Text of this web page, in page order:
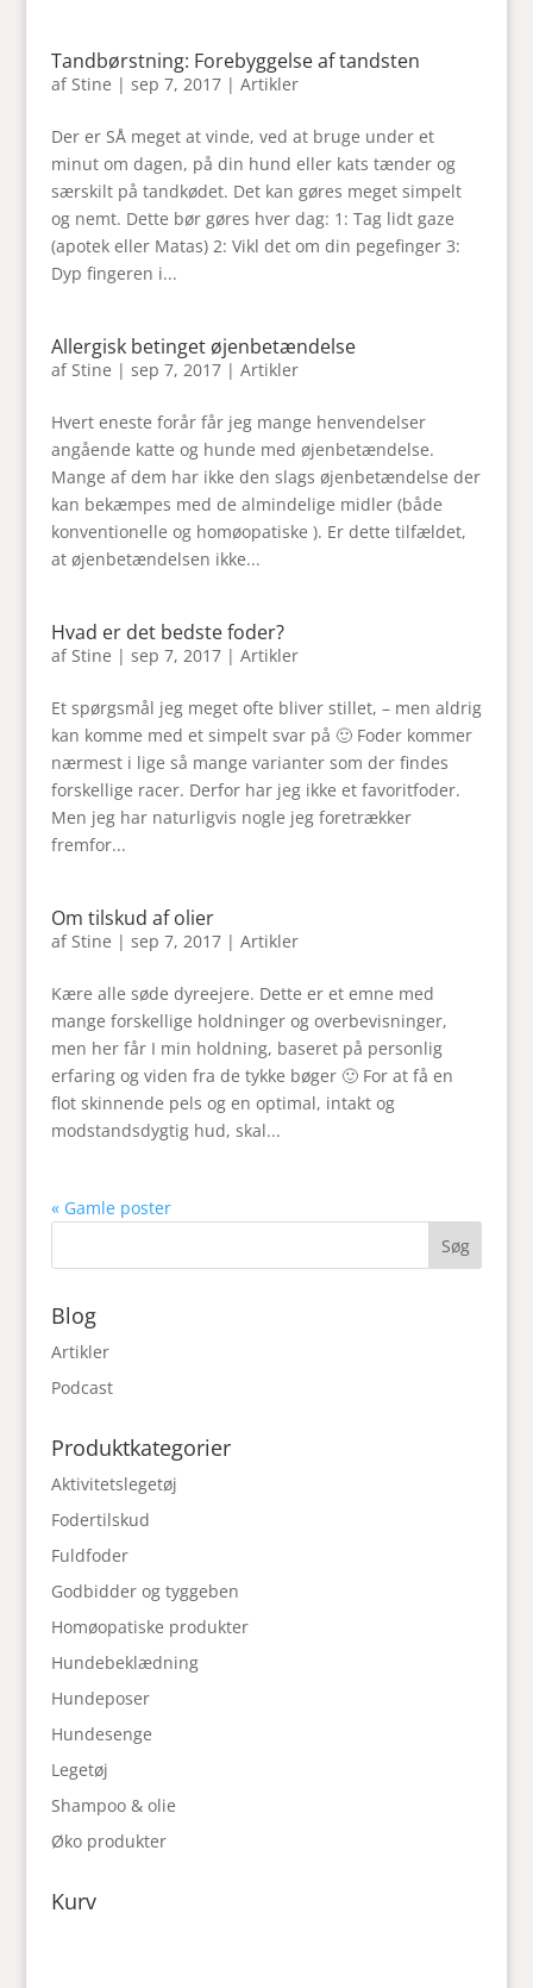
Tandbørstning: Forebyggelse af tandsten
afStine | sep 7, 2017| Artikler
Der er SÅ meget at vinde, ved at bruge under et
minut om dagen, på din hund eller kats tænder og
særskilt på tandkødet. Det kan gøres meget simpelt
og nemt. Dette bør gøres hver dag: 1: Tag lidt gaze
(apotek eller Matas) 2: Vikl det om din pegefinger 3:
Dyp fingeren i...
Allergisk betinget øjenbetændelse
afStine | sep 7, 2017| Artikler
Hvert eneste forår får jeg mange henvendelser
angående katte og hunde med øjenbetændelse.
Mange af dem har ikke den slags øjenbetændelse der
kan bekæmpes med de almindelige midler (både
konventionelle og homøopatiske ). Er dette tilfældet,
at øjenbetændelsen ikke...
Hvad er det bedste foder?
afStine | sep 7, 2017| Artikler
Et spørgsmål jeg meget ofte bliver stillet, – men aldrig
kan komme med et simpelt svar på 🙂 Foder kommer
nærmest i lige så mange varianter som der findes
forskellige racer. Derfor har jeg ikke et favoritfoder.
Men jeg har naturligvis nogle jeg foretrækker
fremfor...
Om tilskud af olier
afStine | sep 7, 2017| Artikler
Kære alle søde dyreejere. Dette er et emne med
mange forskellige holdninger og overbevisninger,
men her får I min holdning, baseret på personlig
erfaring og viden fra de tykke bøger 🙂 For at få en
flot skinnende pels og en optimal, intakt og
modstandsdygtig hud, skal...
« Gamle poster
Blog
Artikler
Podcast
Produktkategorier
Aktivitetslegetøj
Fodertilskud
Fuldfoder
Godbidder og tyggeben
Homøopatiske produkter
Hundebeklædning
Hundeposer
Hundesenge
Legetøj
Shampoo & olie
Øko produkter
Kurv